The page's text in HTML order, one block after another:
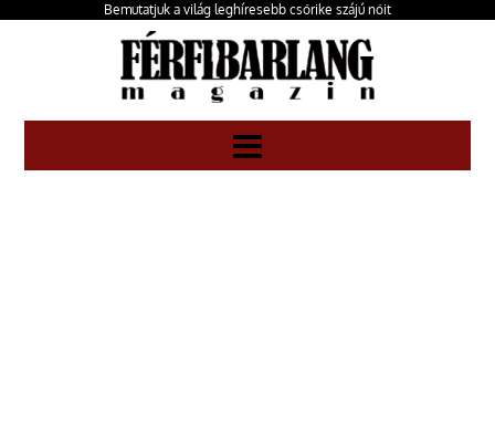
Bemutatjuk a világ leghíresebb csőrike szájú nőit